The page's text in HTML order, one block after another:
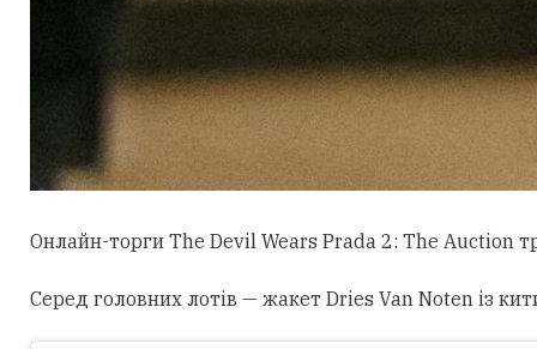
Онлайн-торги The Devil Wears Prada 2: The Auction
Серед головних лотів — жакет Dries Van Noten із